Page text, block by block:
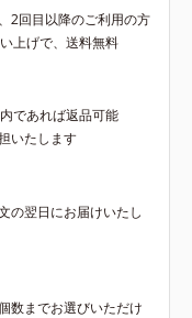
2回目以降のご利用の方
上げで、送料無料
であれば返品可能
いたします
の翌日にお届けいたし
数までお選びいただけ